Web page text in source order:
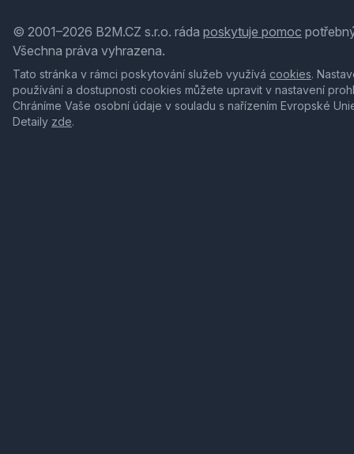
© 2001–2026 B2M.CZ s.r.o. ráda poskytuje pomoc
Všechna práva vyhrazena.
Tato stránka v rámci poskytování služeb využívá cookies.
používání a dostupnosti cookies můžete upravit v nastavení
Chráníme Vaše osobní údaje v souladu s nařízením Evropské
Detaily zde.